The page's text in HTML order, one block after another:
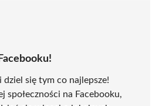
się tym co najlepsze!
społeczności na Facebooku,